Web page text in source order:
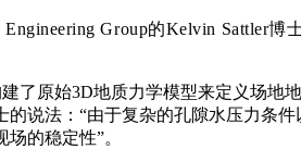
Group的Kelvin Sattler
了原始3D地质力学模型来定义场地
的说法：“由于复杂的孔隙水压力条
的稳定性”。